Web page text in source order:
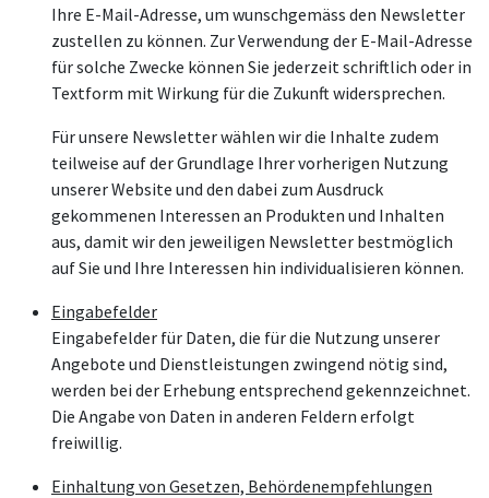
Ihre E-Mail-Adresse, um wunschgemäss den Newsletter
zustellen zu können. Zur Verwendung der E-Mail-Adresse
für solche Zwecke können Sie jederzeit schriftlich oder in
Textform mit Wirkung für die Zukunft widersprechen.
Für unsere Newsletter wählen wir die Inhalte zudem
teilweise auf der Grundlage Ihrer vorherigen Nutzung
unserer Website und den dabei zum Ausdruck
gekommenen Interessen an Produkten und Inhalten
aus, damit wir den jeweiligen Newsletter bestmöglich
auf Sie und Ihre Interessen hin individualisieren können.
Eingabefelder
Eingabefelder für Daten, die für die Nutzung unserer
Angebote und Dienstleistungen zwingend nötig sind,
werden bei der Erhebung entsprechend gekennzeichnet.
Die Angabe von Daten in anderen Feldern erfolgt
freiwillig.
Einhaltung von Gesetzen, Behördenempfehlungen